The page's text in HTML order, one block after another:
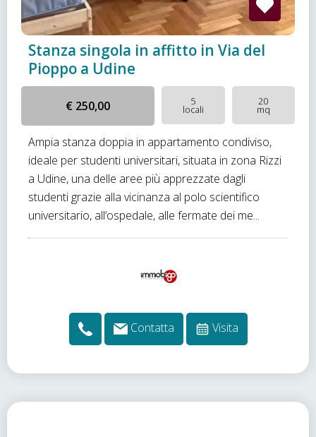
Stanza singola in affitto in Via del
Pioppo a Udine
€ 250,00 5
locali
20
mq
Ampia stanza doppia in appartamento condiviso,
ideale per studenti universitari, situata in zona Rizzi
a Udine, una delle aree più apprezzate dagli
studenti grazie alla vicinanza al polo scientifico
universitario, all’ospedale, alle fermate dei me...
Contatta Visita